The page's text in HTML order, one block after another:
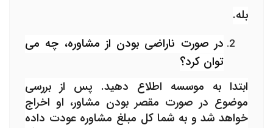
بله.
در صورت ناراضی بودن از مشاوره، چه می
توان کرد؟
ابتدا به موسسه اطلاع دهید. پس از بررسی
موضوع در صورت مقصر بودن مشاور، او اخراج
خواهد شد و به شما کل مبلغ مشاوره عودت داده